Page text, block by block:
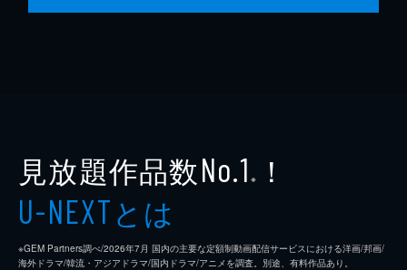
見放題作品数No.1 ※ ！
U-NEXTとは
※GEM Partners調べ/2026年7⽉ 国内の主要な定額制動画配信サービスにおける洋画/邦画/
海外ドラマ/韓流・アジアドラマ/国内ドラマ/アニメを調査。別途、有料作品あり。